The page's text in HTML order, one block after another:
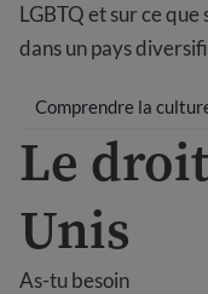
LGBTQ et sur ce
dans un pays
Comprendre la
Le
Unis
As-tu besoin